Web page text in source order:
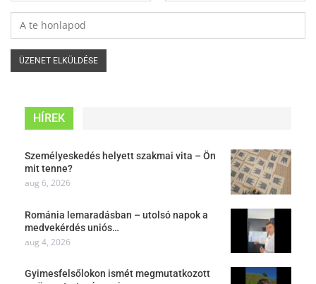
HÍREK
Személyeskedés helyett szakmai vita – Ön
mit tenne?
aug 6, 2026
Románia lemaradásban – utolsó napok a
medvekérdés uniós…
aug 4, 2026
Gyimesfelsőlokon ismét megmutatkozott